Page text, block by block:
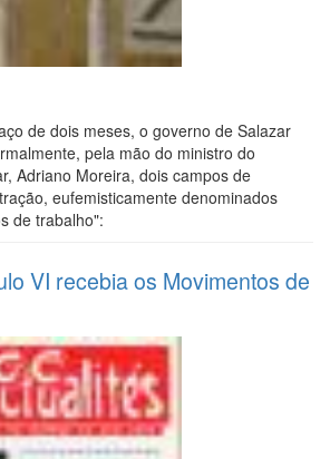
de dois meses, o governo de Salazar
pela mão do ministro do
Adriano Moreira, dois campos de
eufemisticamente denominados
de trabalho":
VI recebia os Movimentos de